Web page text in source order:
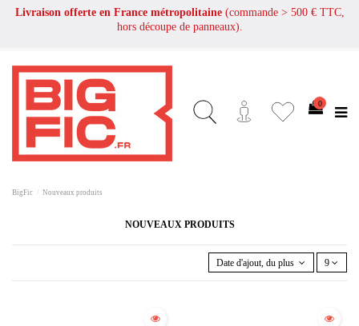
Livraison offerte en France métropolitaine (commande > 500 € TTC,
hors découpe de panneaux).
0
BigFic Nouveaux produits
NOUVEAUX PRODUITS
Date d'ajout, du plus récent au plus
9